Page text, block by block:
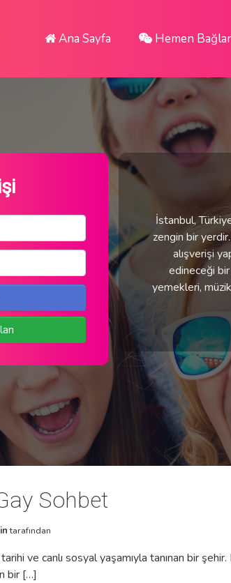
Ana Sayfa Hemen
İstanbul,
zengin bir
alışverişi
edineceği
yemekleri,
Sohbet
tarafından
ve canlı sosyal yaşamıyla tanınan bir şehir.
bir […]